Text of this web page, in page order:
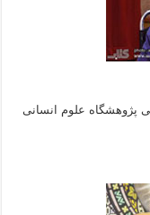
پژوهشگاه علوم انسانی